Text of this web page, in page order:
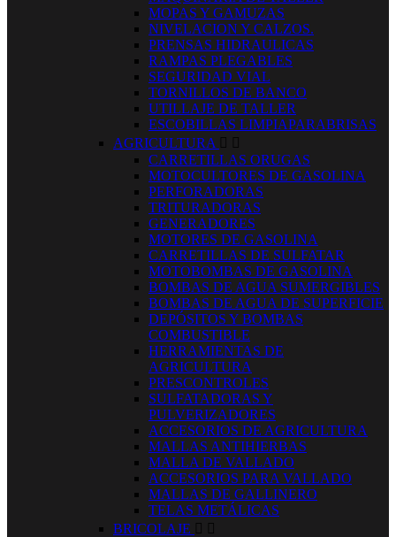
MOPAS Y GAMUZAS
NIVELACION Y CALZOS.
PRENSAS HIDRAULICAS
RAMPAS PLEGABLES
SEGURIDAD VIAL
TORNILLOS DE BANCO
UTILLAJE DE TALLER
ESCOBILLAS LIMPIAPARABRISAS
AGRICULTURA  
CARRETILLAS ORUGAS
MOTOCULTORES DE GASOLINA
PERFORADORAS
TRITURADORAS
GENERADORES
MOTORES DE GASOLINA
CARRETILLAS DE SULFATAR
MOTOBOMBAS DE GASOLINA
BOMBAS DE AGUA SUMERGIBLES
BOMBAS DE AGUA DE SUPERFICIE
DEPÓSITOS Y BOMBAS
COMBUSTIBLE
HERRAMIENTAS DE
AGRICULTURA
PRESCONTROLES
SULFATADORAS Y
PULVERIZADORES
ACCESORIOS DE AGRICULTURA
MALLAS ANTIHIERBAS
MALLA DE VALLADO
ACCESORIOS PARA VALLADO
MALLAS DE GALLINERO
TELAS METÁLICAS
BRICOLAJE  